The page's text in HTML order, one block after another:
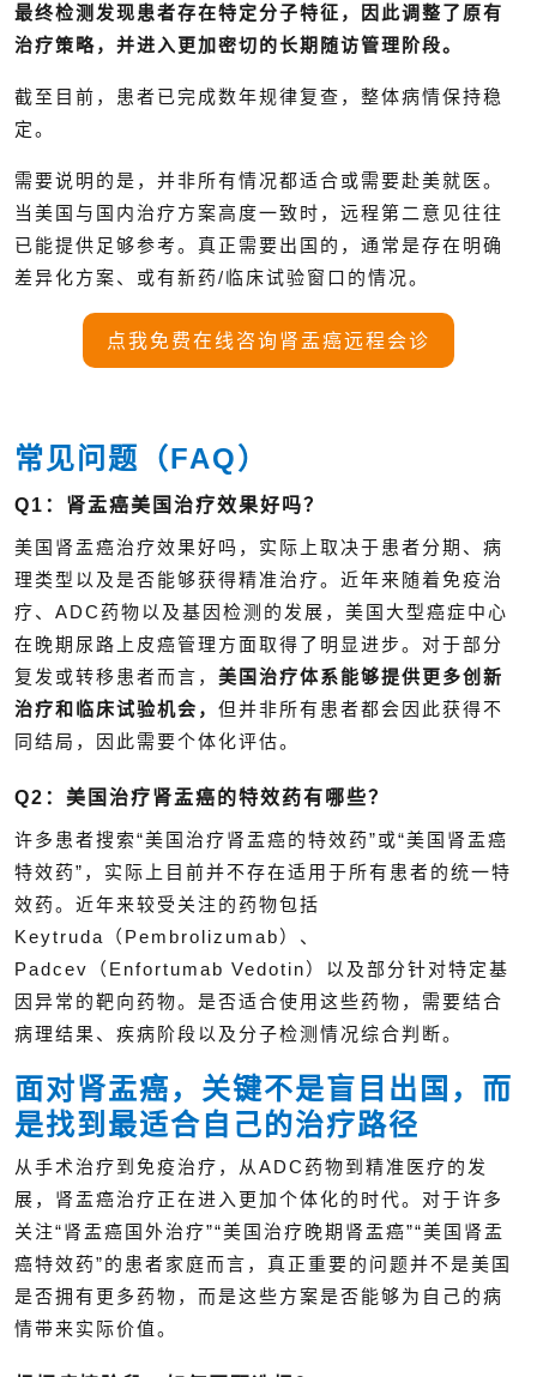
最终检测发现患者存在特定分子特征，因此调整了原有
治疗策略，并进入更加密切的长期随访管理阶段。
截至目前，患者已完成数年规律复查，整体病情保持稳
定。
需要说明的是，并非所有情况都适合或需要赴美就医。
当美国与国内治疗方案高度一致时，远程第二意见往往
已能提供足够参考。真正需要出国的，通常是存在明确
差异化方案、或有新药/临床试验窗口的情况。
点我免费在线咨询肾盂癌远程会诊
常见问题（FAQ）
Q1：肾盂癌美国治疗效果好吗？
美国肾盂癌治疗效果好吗，实际上取决于患者分期、病
理类型以及是否能够获得精准治疗。近年来随着免疫治
疗、ADC药物以及基因检测的发展，美国大型癌症中心
在晚期尿路上皮癌管理方面取得了明显进步。对于部分
复发或转移患者而言， 美国治疗体系能够提供更多创新
治疗和临床试验机会， 但并非所有患者都会因此获得不
同结局，因此需要个体化评估。
Q2：美国治疗肾盂癌的特效药有哪些？
许多患者搜索“美国治疗肾盂癌的特效药”或“美国肾盂癌
特效药”，实际上目前并不存在适用于所有患者的统一特
效药。近年来较受关注的药物包括
Keytruda（Pembrolizumab）、
Padcev（Enfortumab Vedotin）以及部分针对特定基
因异常的靶向药物。是否适合使用这些药物，需要结合
病理结果、疾病阶段以及分子检测情况综合判断。
面对肾盂癌，关键不是盲目出国，而
是找到最适合自己的治疗路径
从手术治疗到免疫治疗，从ADC药物到精准医疗的发
展，肾盂癌治疗正在进入更加个体化的时代。对于许多
关注“肾盂癌国外治疗”“美国治疗晚期肾盂癌”“美国肾盂
癌特效药”的患者家庭而言，真正重要的问题并不是美国
是否拥有更多药物，而是这些方案是否能够为自己的病
情带来实际价值。